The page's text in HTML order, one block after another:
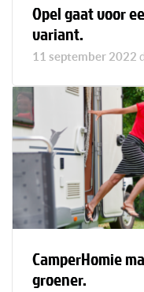
Opel gaat voor
variant.
11 september 2022
CamperHomie
groener.